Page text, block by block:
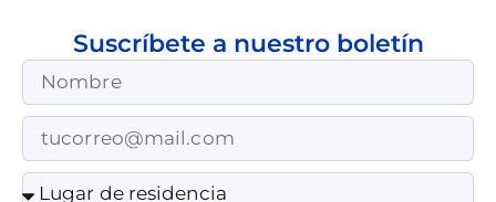
Suscríbete a nuestro boletín